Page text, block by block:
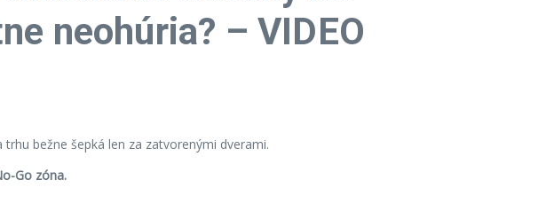
neohúria? – VIDEO
bežne šepká len za zatvorenými dverami.
Go zóna.